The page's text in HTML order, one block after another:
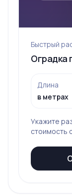
Быстрый
Оградка
Длина
в метрах
Укажите
стоимость